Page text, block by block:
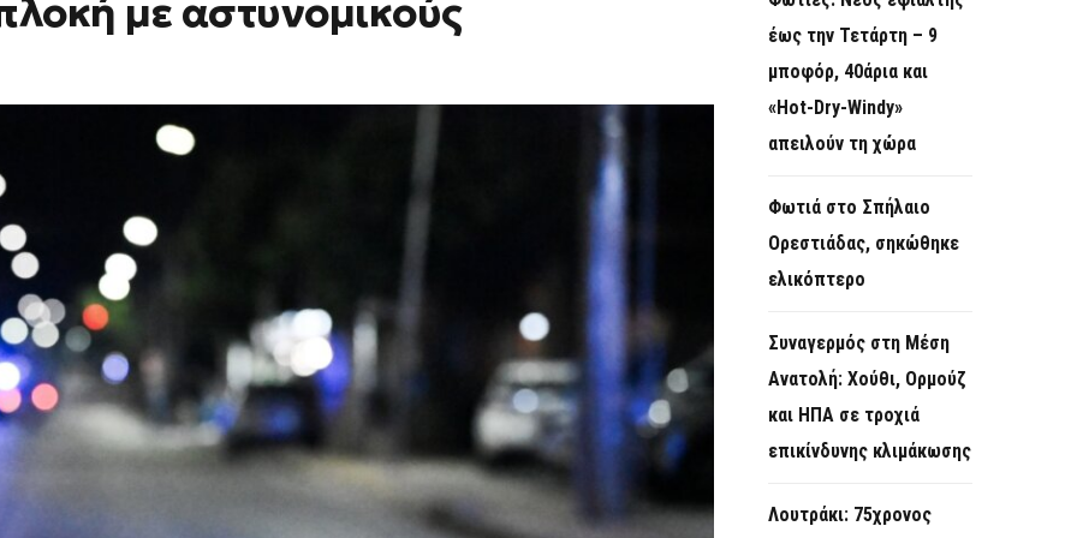
με αστυνομικούς
έως την Τετάρτη – 9
μποφόρ, 40άρια και
«Hot-Dry-Windy»
απειλούν τη χώρα
Φωτιά στο Σπήλαιο
Ορεστιάδας, σηκώθηκε
ελικόπτερο
Συναγερμός στη Μέση
Ανατολή: Χούθι, Ορμούζ
και ΗΠΑ σε τροχιά
επικίνδυνης κλιμάκωσης
Λουτράκι: 75χρονος